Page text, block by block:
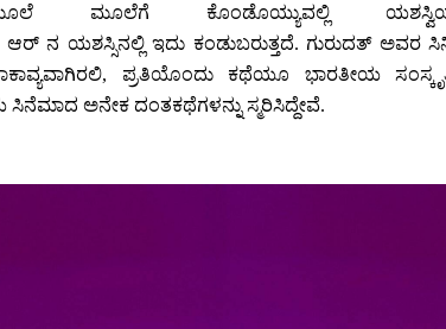
ಮೂಲೆ ಮೂಲೆಗೆ ಕೊಂಡೊಯ್ಯುವಲ್ಲಿ
ಆರ್ ನ ಯಶಸ್ಸಿನಲ್ಲಿ ಇದು ಕಂಡುಬರುತ್ತದೆ. ಗುರುದತ್
ಪ್ರತಿಯೊಂದು ಕಥೆಯೂ ಭಾರತೀಯ
ಅನೇಕ ದಂತಕಥೆಗಳನ್ನು ಸ್ಮರಿಸಿದ್ದೇವೆ.